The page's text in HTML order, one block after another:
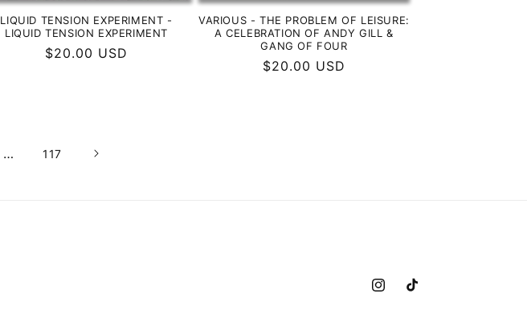
LIQUID TENSION EXPERIMENT -
LIQUID TENSION EXPERIMENT
Precio
$20.00 USD
VARIOUS - THE PROBLEM OF LEISURE:
A CELEBRATION OF ANDY GILL &
GANG OF FOUR
Precio
$20.00 USD
… 117
InstagramTikTok